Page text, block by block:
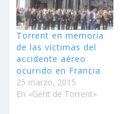
Torrent en memoria
de las víctimas del
accidente aéreo
ocurrido en Francia
25 marzo, 2015
En «Gent de Torrent»